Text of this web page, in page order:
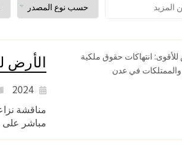
الأرض
مناقشة
مباشر على